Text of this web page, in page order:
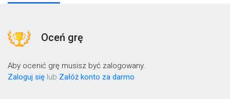
Oceń grę
Aby ocenić grę musisz być zalogowany.
Zaloguj się lub Załóż konto za darmo